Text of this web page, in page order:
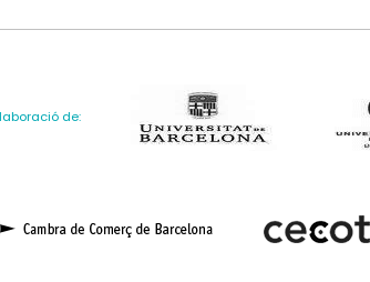
de: